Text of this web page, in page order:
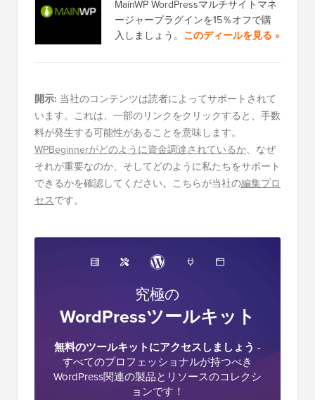
MainWP WordPressマルチサイトマネ
ージャープラグインを15％オフで購
入しましょう。 このディールを見る »
開示: 当社のコンテンツは読者によってサポートされて
います。これは、一部のリンクをクリックすると、手数
料が発生する可能性があることを意味します。
WPBeginnerがどのように資金調達されているか、なぜ
それが重要なのか、そしてどのように私たちをサポート
できるかを確認してください。こちらが当社の編集プロ
セスです。
究極の
WordPressツールキット
無料のツールキットにアクセスしましょう -
すべてのプロフェッショナルが持つべき
WordPress関連の製品とリソースのコレクシ
ョンです！